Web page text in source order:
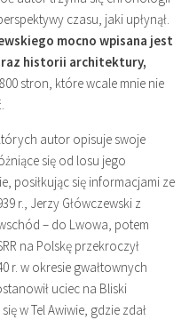
czasu, jaki upłynął.
mocno wpisana jest
historii architektury,
stron, które wcale mnie nie
autor opisuje swoje
się od losu jego
posiłkując się informacjami ze
r., Jerzy Główczewski z
– do Lwowa, potem
na Polskę przekroczył
r. w okresie gwałtownych
uciec na Bliski
w Tel Awiwie, gdzie zdał